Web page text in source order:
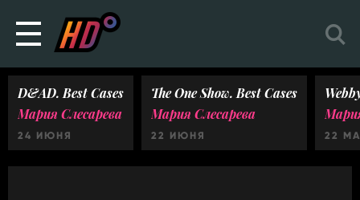
D&AD. Best Cases
Мария Слесарева
24 ИЮНЯ
The One Show. Best Cases
Мария Слесарева
22 ИЮНЯ 22